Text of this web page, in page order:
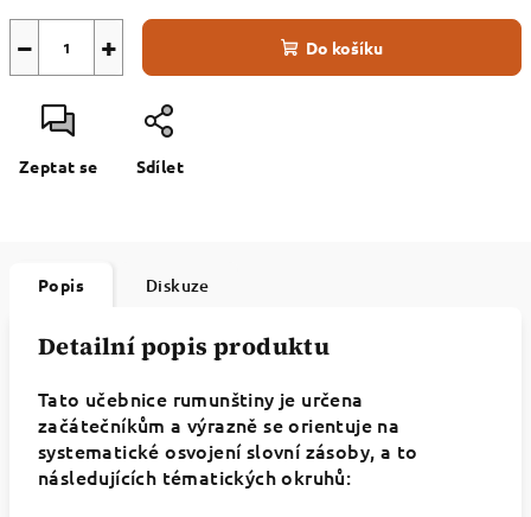
+
− Do košíku
Zeptat se Sdílet
Popis Diskuze
Detailní popis produktu
Tato učebnice rumunštiny je určena
začátečníkům a výrazně se orientuje na
systematické osvojení slovní zásoby, a to
následujících tématických okruhů: